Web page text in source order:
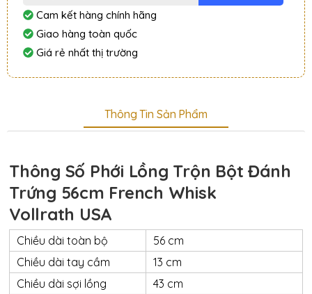
Cam kết hàng chính hãng
Giao hàng toàn quốc
Giá rẻ nhất thị trường
Thông Tin Sản Phẩm
Thông Số Phới Lồng Trộn Bột Đánh
Trứng 56cm French Whisk
Vollrath USA
Chiều dài toàn bộ
56 cm
Chiều dài tay cầm
13 cm
Chiều dài sợi lồng
43 cm